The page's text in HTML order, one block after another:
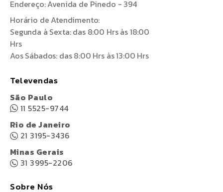
Endereço: Avenida de Pinedo - 394
Horário de Atendimento:
Segunda à Sexta: das 8:00 Hrs às 18:00
Hrs
Aos Sábados: das 8:00 Hrs às 13:00 Hrs
Televendas
São Paulo
11 5525-9744
Rio de Janeiro
21 3195-3436
Minas Gerais
31 3995-2206
Sobre Nós